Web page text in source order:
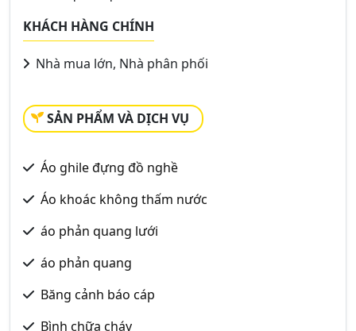
KHÁCH HÀNG CHÍNH
Nhà mua lớn, Nhà phân phối
SẢN PHẨM VÀ DỊCH VỤ
Áo ghile đựng đồ nghề
Áo khoác không thấm nước
áo phản quang lưới
áo phản quang
Băng cảnh báo cáp
Bình chữa cháy